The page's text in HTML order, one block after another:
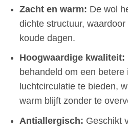
Zacht en warm: De wol
dichte structuur,
koude dagen.
Hoogwaardige kwaliteit:
behandeld om een betere
luchtcirculatie te bieden,
warm blijft zonder te
Antiallergisch: Geschikt